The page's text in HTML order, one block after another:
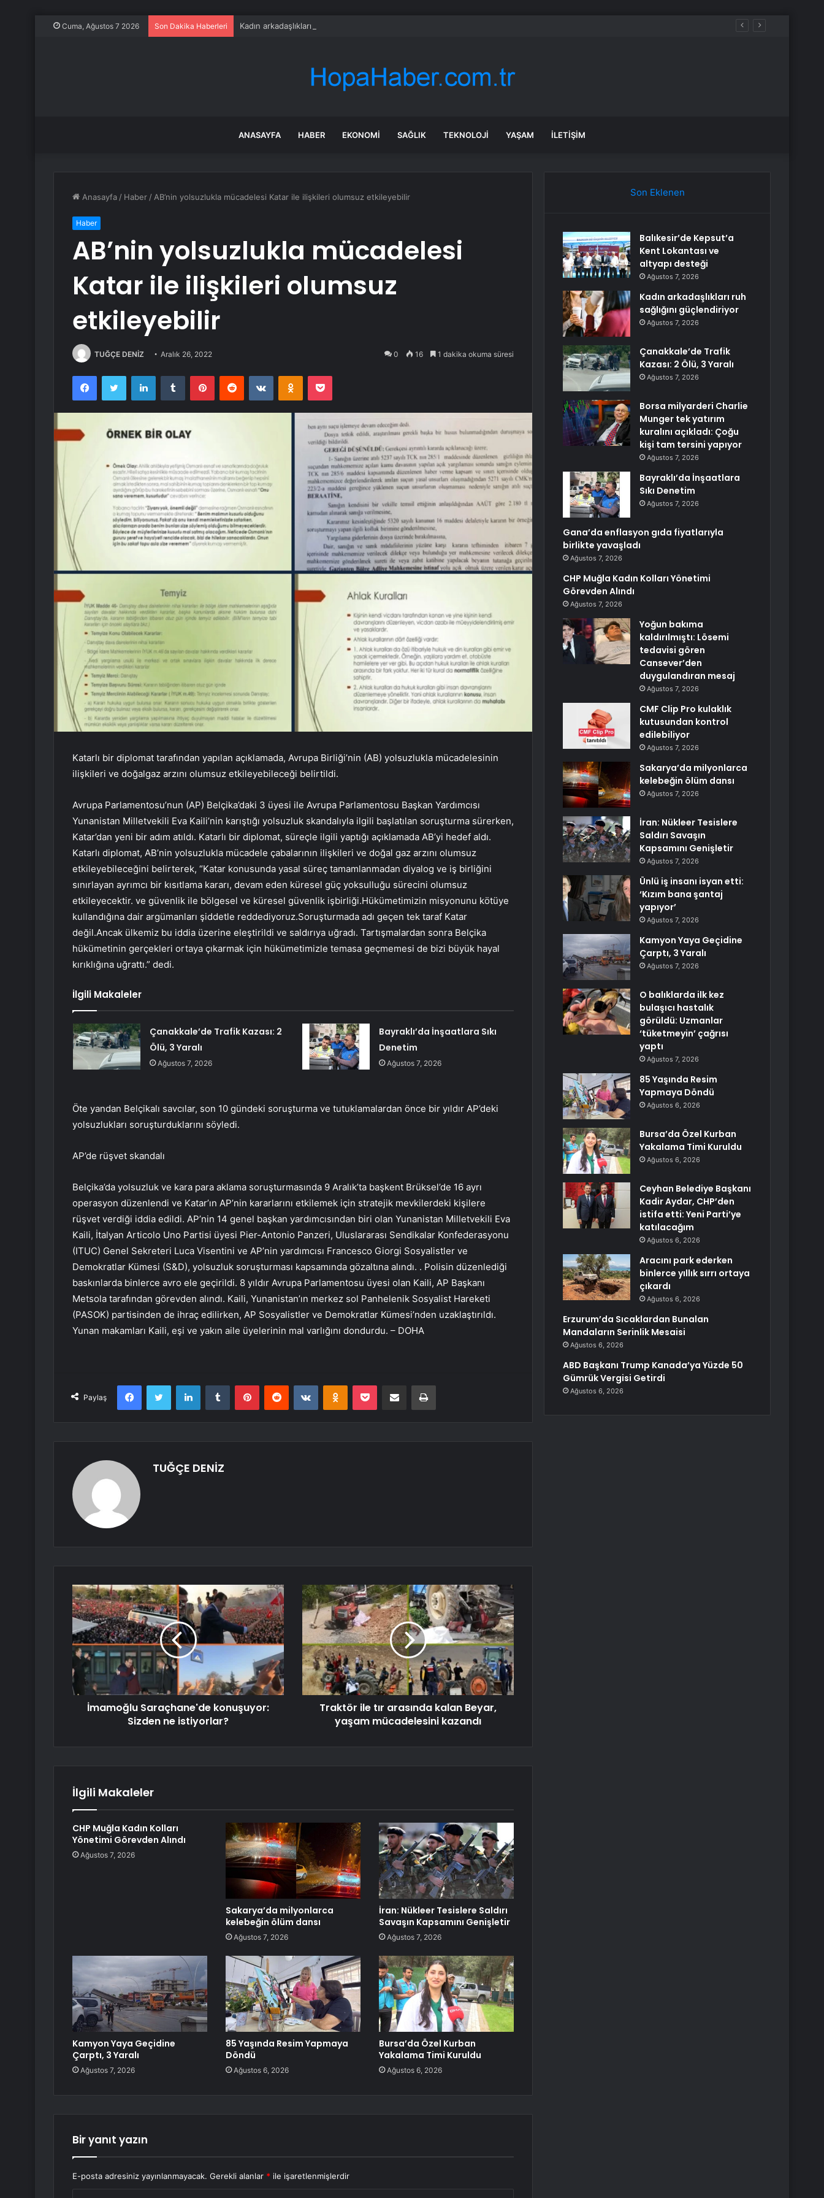
Cuma, Ağustos 7 2026 Son Dakika Haberleri Kadın arkadaşlıkları ruh sağlığını güçlendiriyor
ANASAYFA HABER EKONOMI SAĞLIK TEKNOLOJI YAŞAM İLETIŞIM
Anasayfa / Haber / AB’nin yolsuzlukla mücadelesi Katar ile ilişkileri olumsuz etkileyebilir
Haber
AB’nin yolsuzlukla mücadelesi
Katar ile ilişkileri olumsuz
etkileyebilir
TUĞÇE DENİZ Aralık 26, 2022 0 16 1 dakika okuma süresi
FacebookTwitter LinkedInTumblr PinterestReddit VKontakteOdnoklassniki
Pocket
Katarlı bir diplomat tarafından yapılan açıklamada, Avrupa Birliği’nin (AB) yolsuzlukla mücadelesinin
ilişkileri ve doğalgaz arzını olumsuz etkileyebileceği belirtildi.
Avrupa Parlamentosu’nun (AP) Belçika’daki 3 üyesi ile Avrupa Parlamentosu Başkan Yardımcısı
Yunanistan Milletvekili Eva Kaili’nin karıştığı yolsuzluk skandalıyla ilgili başlatılan soruşturma sürerken,
Katar’dan yeni bir adım atıldı. Katarlı bir diplomat, süreçle ilgili yaptığı açıklamada AB’yi hedef aldı.
Katarlı diplomat, AB’nin yolsuzlukla mücadele çabalarının ilişkileri ve doğal gaz arzını olumsuz
etkileyebileceğini belirterek, “Katar konusunda yasal süreç tamamlanmadan diyalog ve iş birliğini
sınırlayan ayrımcı bir kısıtlama kararı, devam eden küresel güç yoksulluğu sürecini olumsuz
etkileyecektir. ve güvenlik ile bölgesel ve küresel güvenlik işbirliği.Hükümetimizin misyonunu kötüye
kullandığına dair argümanları şiddetle reddediyoruz.Soruşturmada adı geçen tek taraf Katar
değil.Ancak ülkemiz bu iddia üzerine eleştirildi ve saldırıya uğradı. Tartışmalardan sonra Belçika
hükümetinin gerçekleri ortaya çıkarmak için hükümetimizle temasa geçmemesi de bizi büyük hayal
kırıklığına uğrattı.” dedi.
İlgili Makaleler
Çanakkale’de Trafik Kazası: 2
Ölü, 3 Yaralı
Ağustos 7, 2026
Bayraklı’da İnşaatlara Sıkı
Denetim
Ağustos 7, 2026
Öte yandan Belçikalı savcılar, son 10 gündeki soruşturma ve tutuklamalardan önce bir yıldır AP’deki
yolsuzlukları soruşturduklarını söyledi.
AP’de rüşvet skandalı
Belçika’da yolsuzluk ve kara para aklama soruşturmasında 9 Aralık’ta başkent Brüksel’de 16 ayrı
operasyon düzenlendi ve Katar’ın AP’nin kararlarını etkilemek için stratejik mevkilerdeki kişilere
rüşvet verdiği iddia edildi. AP’nin 14 genel başkan yardımcısından biri olan Yunanistan Milletvekili Eva
Kaili, İtalyan Articolo Uno Partisi üyesi Pier-Antonio Panzeri, Uluslararası Sendikalar Konfederasyonu
(ITUC) Genel Sekreteri Luca Visentini ve AP’nin yardımcısı Francesco Giorgi Sosyalistler ve
Demokratlar Kümesi (S&D), yolsuzluk soruşturması kapsamında gözaltına alındı. . Polisin düzenlediği
baskınlarda binlerce avro ele geçirildi. 8 yıldır Avrupa Parlamentosu üyesi olan Kaili, AP Başkanı
Metsola tarafından görevden alındı. Kaili, Yunanistan’ın merkez sol Panhelenik Sosyalist Hareketi
(PASOK) partisinden de ihraç edilirken, AP Sosyalistler ve Demokratlar Kümesi’nden uzaklaştırıldı.
Yunan makamları Kaili, eşi ve yakın aile üyelerinin mal varlığını dondurdu. – DOHA
Paylaş
FacebookTwitter LinkedInTumblr PinterestReddit VKontakteOdnoklassniki
Pocket E-Posta ile paylaş Yazdır
TUĞÇE DENİZ
İmamoğlu Saraçhane'de konuşuyor:
Sizden ne istiyorlar?
Traktör ile tır arasında kalan Beyar,
yaşam mücadelesini kazandı
İlgili Makaleler
CHP Muğla Kadın Kolları
Yönetimi Görevden Alındı
Ağustos 7, 2026
Sakarya’da milyonlarca
kelebeğin ölüm dansı
Ağustos 7, 2026
İran: Nükleer Tesislere Saldırı
Savaşın Kapsamını Genişletir
Ağustos 7, 2026
Kamyon Yaya Geçidine
Çarptı, 3 Yaralı
Ağustos 7, 2026
85 Yaşında Resim Yapmaya
Döndü
Ağustos 6, 2026
Bursa’da Özel Kurban
Yakalama Timi Kuruldu
Ağustos 6, 2026
Bir yanıt yazın
E-posta adresiniz yayınlanmayacak. Gerekli alanlar * ile işaretlenmişlerdir
Son Eklenen
Balıkesir’de Kepsut’a
Kent Lokantası ve
altyapı desteği
Ağustos 7, 2026
Kadın arkadaşlıkları ruh
sağlığını güçlendiriyor
Ağustos 7, 2026
Çanakkale’de Trafik
Kazası: 2 Ölü, 3 Yaralı
Ağustos 7, 2026
Borsa milyarderi Charlie
Munger tek yatırım
kuralını açıkladı: Çoğu
kişi tam tersini yapıyor
Ağustos 7, 2026
Bayraklı’da İnşaatlara
Sıkı Denetim
Ağustos 7, 2026
Gana’da enflasyon gıda fiyatlarıyla
birlikte yavaşladı
Ağustos 7, 2026
CHP Muğla Kadın Kolları Yönetimi
Görevden Alındı
Ağustos 7, 2026
Yoğun bakıma
kaldırılmıştı: Lösemi
tedavisi gören
Cansever’den
duygulandıran mesaj
Ağustos 7, 2026
CMF Clip Pro kulaklık
kutusundan kontrol
edilebiliyor
Ağustos 7, 2026
Sakarya’da milyonlarca
kelebeğin ölüm dansı
Ağustos 7, 2026
İran: Nükleer Tesislere
Saldırı Savaşın
Kapsamını Genişletir
Ağustos 7, 2026
Ünlü iş insanı isyan etti:
‘Kızım bana şantaj
yapıyor’
Ağustos 7, 2026
Kamyon Yaya Geçidine
Çarptı, 3 Yaralı
Ağustos 7, 2026
O balıklarda ilk kez
bulaşıcı hastalık
görüldü: Uzmanlar
‘tüketmeyin’ çağrısı
yaptı
Ağustos 7, 2026
85 Yaşında Resim
Yapmaya Döndü
Ağustos 6, 2026
Bursa’da Özel Kurban
Yakalama Timi Kuruldu
Ağustos 6, 2026
Ceyhan Belediye Başkanı
Kadir Aydar, CHP’den
istifa etti: Yeni Parti’ye
katılacağım
Ağustos 6, 2026
Aracını park ederken
binlerce yıllık sırrı ortaya
çıkardı
Ağustos 6, 2026
Erzurum’da Sıcaklardan Bunalan
Mandaların Serinlik Mesaisi
Ağustos 6, 2026
ABD Başkanı Trump Kanada’ya Yüzde 50
Gümrük Vergisi Getirdi
Ağustos 6, 2026